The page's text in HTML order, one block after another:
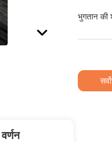
भुगतान की